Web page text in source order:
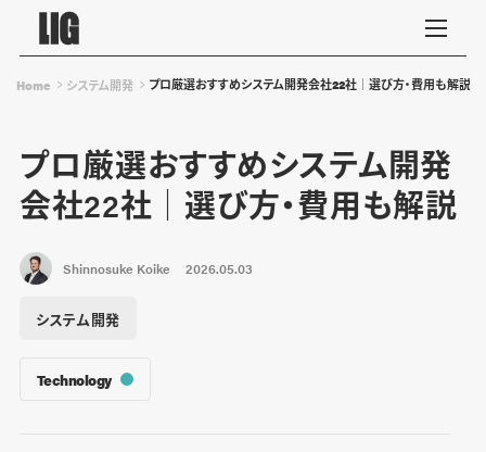
Home システム開発 プロ厳選おすすめシステム開発会社22社│選び方・費用も解説
プロ厳選おすすめシステム開発
会社22社│選び方・費用も解説
Shinnosuke Koike 2026.05.03
システム開発
Technology